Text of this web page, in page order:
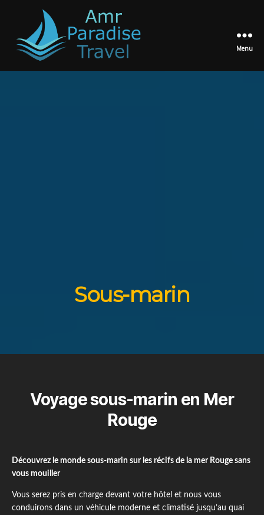
Amr
Menu
Sous-marin
Voyage sous-marin en Mer
Rouge
Découvrez le monde sous-marin sur les récifs de la mer Rouge sans
vous mouiller
Vous serez pris en charge devant votre hôtel et nous vous
conduirons dans un véhicule moderne et climatisé jusqu’au quai